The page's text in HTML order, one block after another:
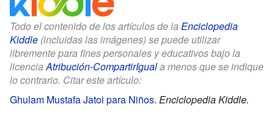
Todo el contenido de los artículos de la Enciclopedia
Kiddle (incluidas las imágenes) se puede utilizar
libremente para fines personales y educativos bajo la
licenciaAtribución-CompartirIguala menos que se indique
lo contrario. Citar este artículo:
Ghulam Mustafa Jatoi para Niños. Enciclopedia Kiddle.